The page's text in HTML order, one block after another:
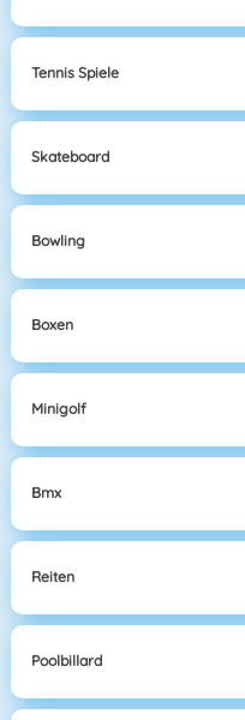
Tennis Spiele
Skateboard
Bowling
Boxen
Minigolf
Bmx
Reiten
Poolbillard